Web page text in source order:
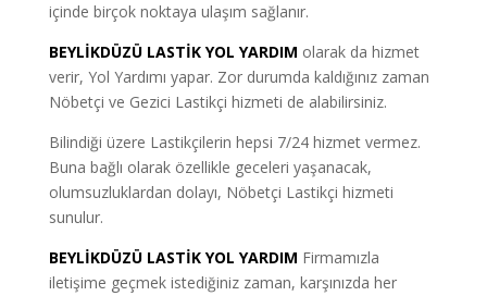
içinde birçok noktaya ulaşım sağlanır.
BEYLİKDÜZÜ LASTİK YOL YARDIM olarak da hizmet
verir, Yol Yardımı yapar. Zor durumda kaldığınız zaman
Nöbetçi ve Gezici Lastikçi hizmeti de alabilirsiniz.
Bilindiği üzere Lastikçilerin hepsi 7/24 hizmet vermez.
Buna bağlı olarak özellikle geceleri yaşanacak,
olumsuzluklardan dolayı, Nöbetçi Lastikçi hizmeti
sunulur.
BEYLİKDÜZÜ LASTİK YOL YARDIM Firmamızla
iletişime geçmek istediğiniz zaman, karşınızda her